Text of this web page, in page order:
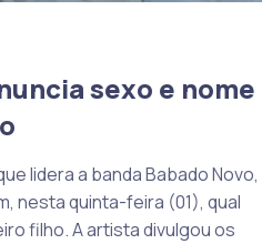
sexo e nome
lidera a banda Babado Novo,
nesta quinta-feira (01), qual
filho. A artista divulgou os